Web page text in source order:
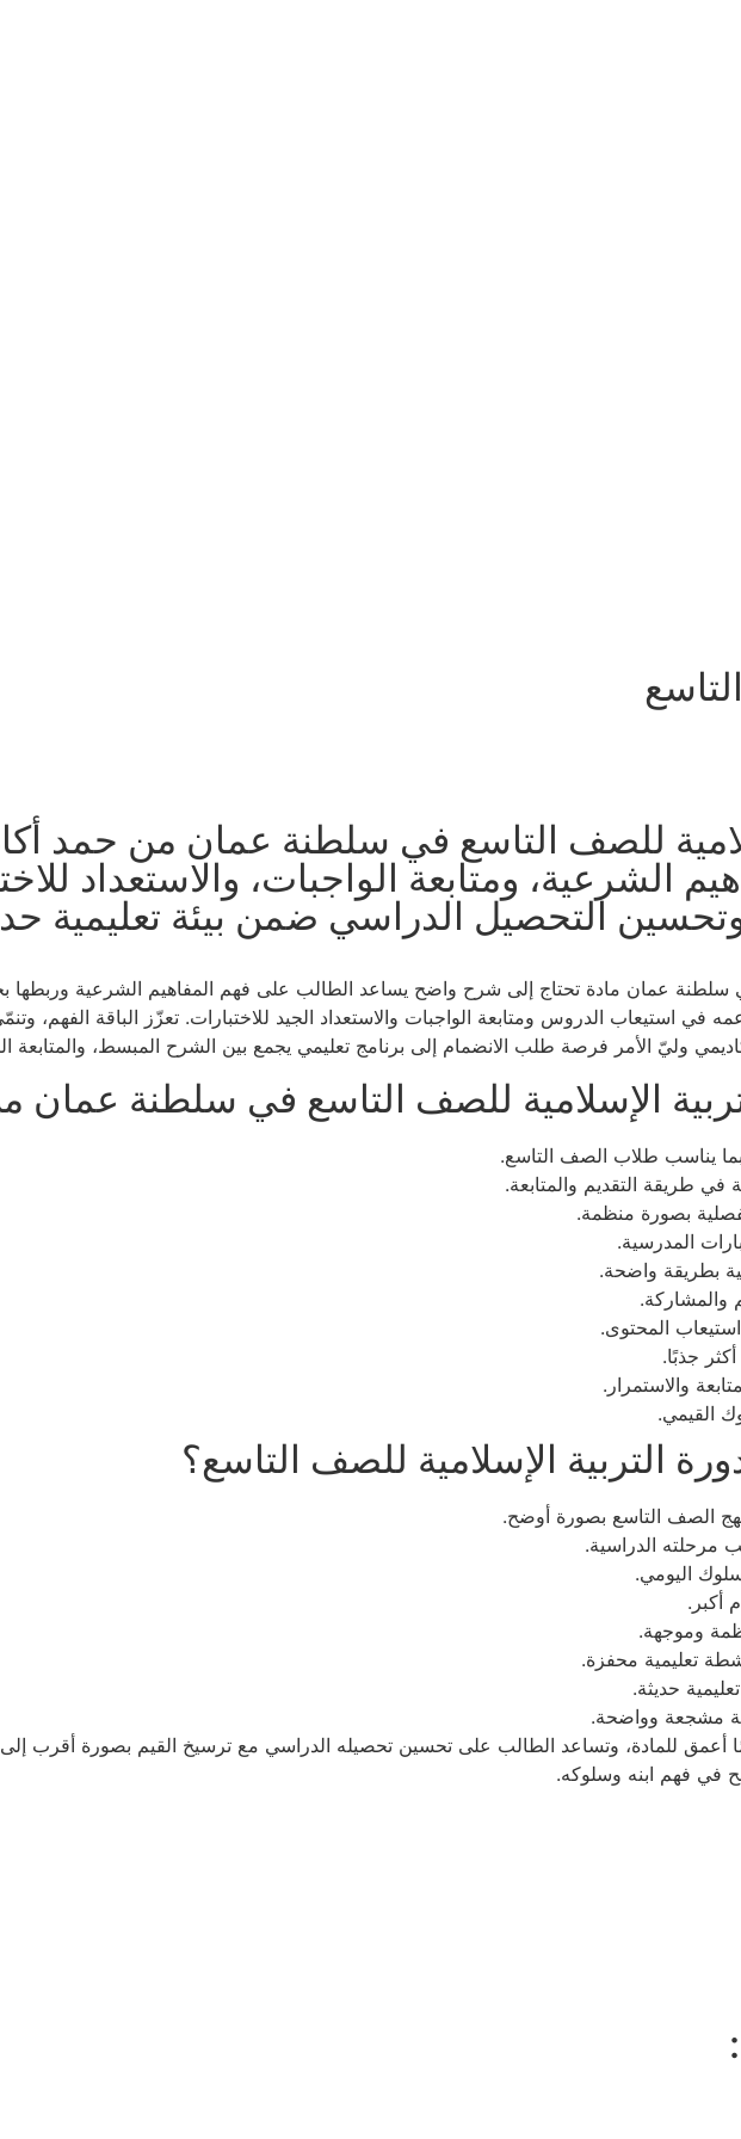
للصف التاسع في سلطنة عمان من حمد
الشرعية، ومتابعة الواجبات، والاستعداد
وتحسين التحصيل الدراسي ضمن بيئة تعليمية
سلطنة عمان مادة تحتاج إلى شرح واضح يساعد الطالب على فهم المفاهيم الشرعية وربطها
استيعاب الدروس ومتابعة الواجبات والاستعداد الجيد للاختبارات. تعزّز الباقة الفهم،
وليّ الأمر فرصة طلب الانضمام إلى برنامج تعليمي يجمع بين الشرح المبسط، والمتابعة
الإسلامية للصف التاسع في سلطنة عمان
يناسب طلاب الصف التاسع.
في طريقة التقديم والمتابعة.
بصورة منظمة.
المدرسية.
بطريقة واضحة.
والمشاركة.
المحتوى.
جذبًا.
والاستمرار.
القيمي.
التربية الإسلامية للصف التاسع؟
الصف التاسع بصورة أوضح.
الدراسية.
اليومي.
أكبر.
وموجهة.
تعليمية محفزة.
حديثة.
مشجعة وواضحة.
أعمق للمادة، وتساعد الطالب على تحسين تحصيله الدراسي مع ترسيخ القيم بصورة أقرب
في فهم ابنه وسلوكه.